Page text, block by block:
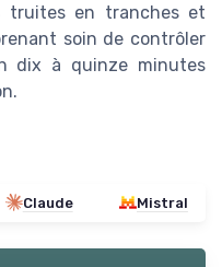
truites en tranches et
soin de contrôler
dix à quinze minutes
Claude Mistral